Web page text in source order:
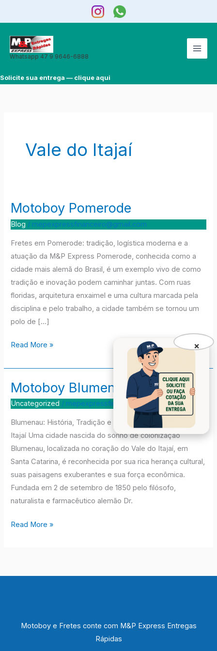
conteúdo
Whatsapp 47 9 9646-6888
Solicite sua entrega — clique aqui
Vale do Itajaí
Motoboy Pomerode
Blog / mepexpressfinanceiro@gmail.com
Fretes em Pomerode: tradição, logística moderna e a
atuação da M&P Express Pomerode, conhecida como a
cidade mais alemã do Brasil, é um exemplo vivo de como
tradição e inovação podem caminhar juntas. Com ruas
floridas, arquitetura enxaimel e uma cultura marcada pela
disciplina e pelo trabalho, a cidade também se tornou um
polo de […]
Motoboy
Pomerode
Read More »
Motoboy Blumenau
Uncategorized / mepexpressfinanceiro@gmail.com
Blumenau: História, Tradição e Modernidade no Vale do
Itajaí Uma cidade nascida do sonho de colonização
Blumenau, localizada no coração do Vale do Itajaí, em
Santa Catarina, é reconhecida por sua rica herança cultural,
suas paisagens exuberantes e sua força econômica.
Fundada em 2 de setembro de 1850 pelo filósofo,
naturalista e farmacêutico alemão Dr.
Motoboy
Blumenau
Read More »
Motoboy e Fretes conte com M&P Express Entregas
Rápidas
×